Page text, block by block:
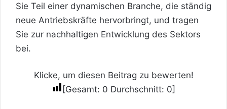
Sie Teil einer dynamischen Branche, die ständig
neue Antriebskräfte hervorbringt, und tragen
Sie zur nachhaltigen Entwicklung des Sektors
bei.
Klicke, um diesen Beitrag zu bewerten!
[Gesamt: 0 Durchschnitt: 0]